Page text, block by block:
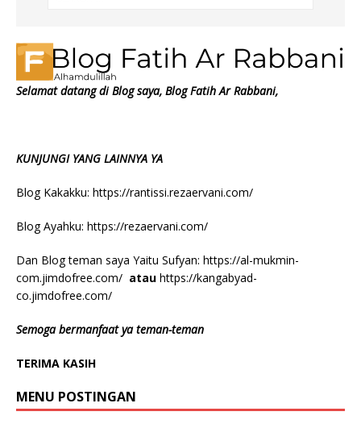
Selamat datang di Blog saya, Blog Fatih Ar Rabbani,
KUNJUNGI YANG LAINNYA YA
Blog Kakakku: https://rantissi.rezaervani.com/
Blog Ayahku: https://rezaervani.com/
Dan Blog teman saya Yaitu Sufyan: https://al-mukmin-
com.jimdofree.com/ atau https://kangabyad-
co.jimdofree.com/
Semoga bermanfaat ya teman-teman
TERIMA KASIH
MENU POSTINGAN